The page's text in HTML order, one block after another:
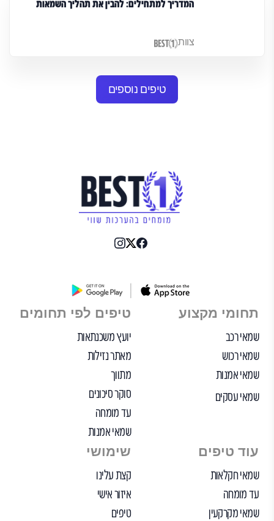
המדריך למתחילים: להבין את תהליך השמאות
צוות
טיפים נוספים
תחומי מקצוע
שמאי רכב
שמאי רכוש
שמאי אמנות
שמאי עסקים
טיפים לפי תחומים
יועץ משכנתאות
מאתר נזילות
מתווך
סוקר סיכונים
עד מומחה
שמאי אמנות
עוד טיפים
שמאי חקלאות
עד מומחה
שמאי מקרקעין
שימושי
קצת עלינו
איזור אישי
טיפים